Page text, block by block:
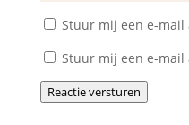
Stuur mij een e-mail
Stuur mij een e-
Reactie versturen